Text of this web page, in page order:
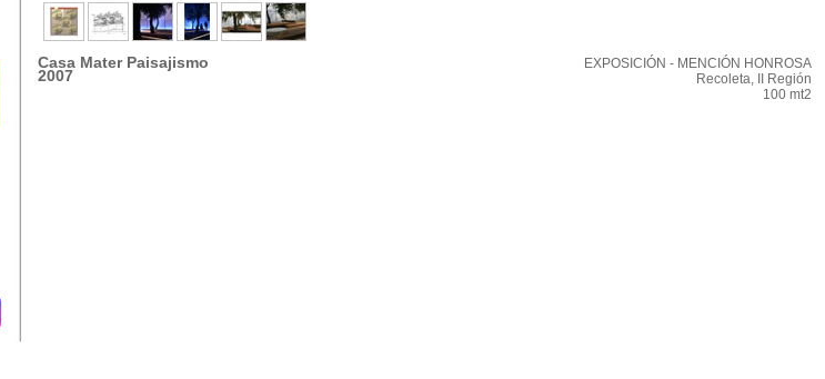
Casa Mater Paisajismo
2007
EXPOSICIÓN - MENCIÓN HONROSA
Recoleta, II Región
100 mt2